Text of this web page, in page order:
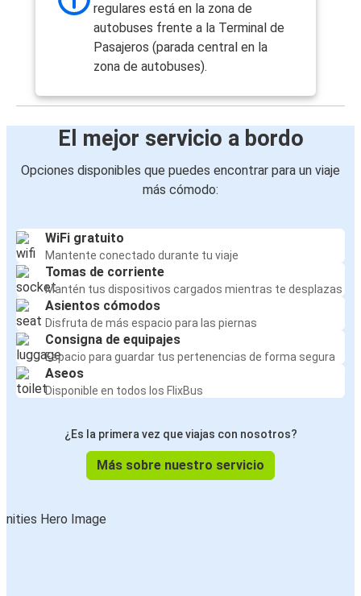
regulares está en la zona de
autobuses frente a la Terminal de
Pasajeros (parada central en la
zona de autobuses).
El mejor servicio a bordo
Opciones disponibles que puedes encontrar para un viaje
más cómodo:
WiFi gratuito
Mantente conectado durante tu viaje
Tomas de corriente
Mantén tus dispositivos cargados mientras te desplazas
Asientos cómodos
Disfruta de más espacio para las piernas
Consigna de equipajes
Espacio para guardar tus pertenencias de forma segura
Aseos
Disponible en todos los FlixBus
¿Es la primera vez que viajas con nosotros?
Más sobre nuestro servicio